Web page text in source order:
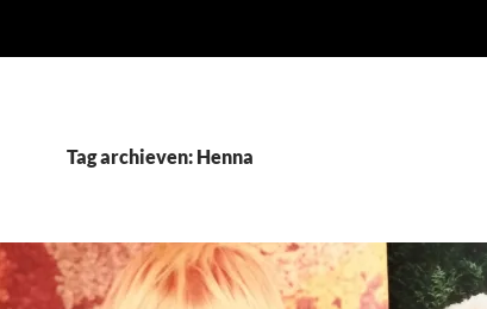
Tag archieven: Henna